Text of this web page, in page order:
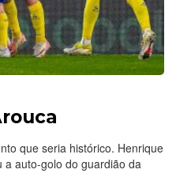
que seria histórico. Henrique
auto-golo do guardião da